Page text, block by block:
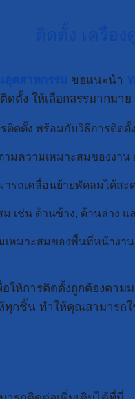
ขอแนะนำ
ตั้ง ให้เลือกสรรมากม
ติดตั้ง พร้อมกับวิธีการติด
มความเหมาะสมของงา
ถเคลื่อนย้ายพัดลมได้สะ
เช่น ด้านข้าง, ด้านล่าง
เหมาะสมของพื้นที่หน้างา
ให้การติดตั้งถูกต้องตา
ทุกชิ้น ทำให้คุณสามาร